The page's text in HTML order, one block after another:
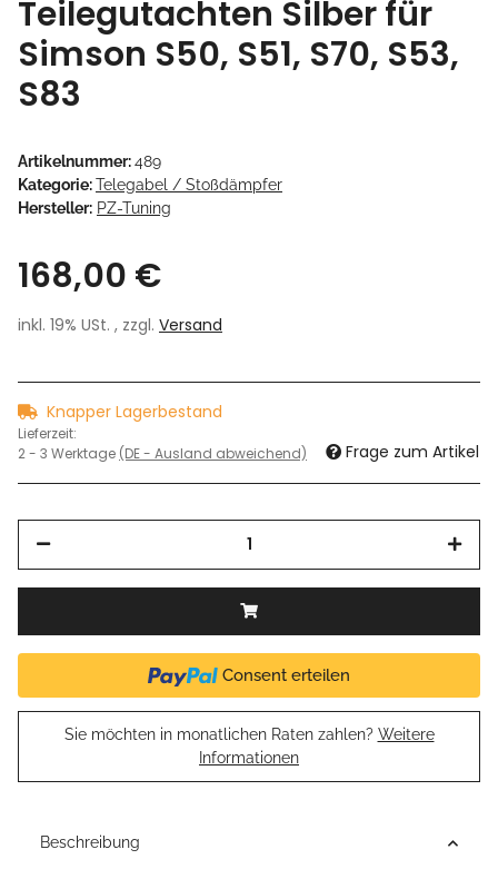
Teilegutachten Silber für
Simson S50, S51, S70, S53,
S83
Artikelnummer:489
Kategorie:Telegabel / Stoßdämpfer
Hersteller: PZ-Tuning
168,00 €
inkl. 19% USt. , zzgl. Versand
Knapper Lagerbestand
Lieferzeit:
2 - 3 Werktage (DE - Ausland abweichend) Frage zum Artikel
Consent erteilen
Sie möchten in monatlichen Raten zahlen? Weitere
Informationen
Beschreibung